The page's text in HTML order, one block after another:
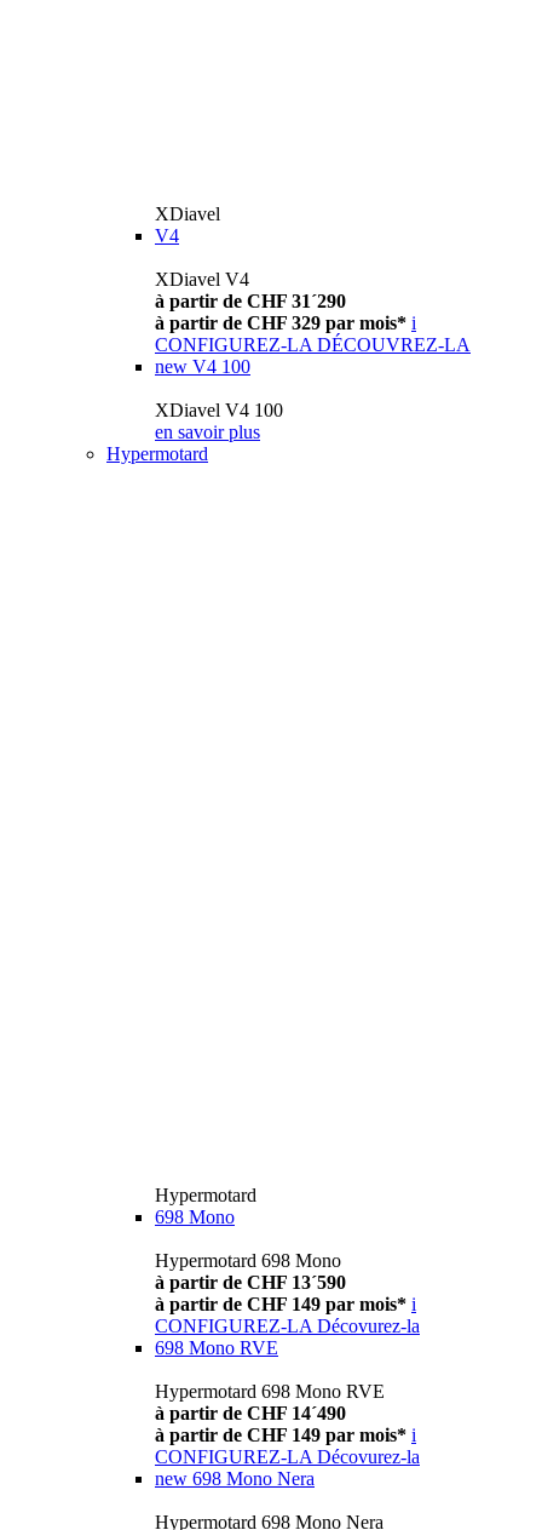
XDiavel
V4
XDiavel V4
à partir de CHF 31´290
à partir de CHF 329 par mois* i
CONFIGUREZ-LA DÉCOUVREZ-LA
new V4 100
XDiavel V4 100
en savoir plus
Hypermotard
Hypermotard
698 Mono
Hypermotard 698 Mono
à partir de CHF 13´590
à partir de CHF 149 par mois* i
CONFIGUREZ-LA Décovurez-la
698 Mono RVE
Hypermotard 698 Mono RVE
à partir de CHF 14´490
à partir de CHF 149 par mois* i
CONFIGUREZ-LA Décovurez-la
new 698 Mono Nera
Hypermotard 698 Mono Nera